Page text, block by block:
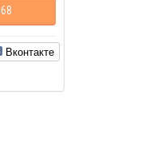
Вконтакте